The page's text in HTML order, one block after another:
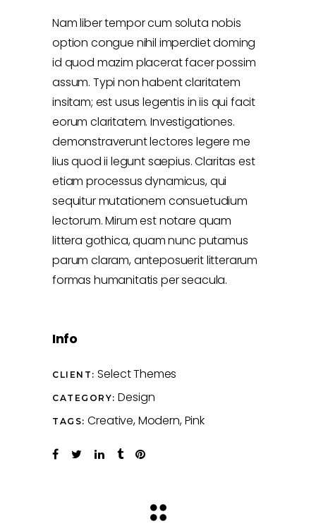
Nam liber tempor cum soluta nobis
option congue nihil imperdiet doming
id quod mazim placerat facer possim
assum. Typi non habent claritatem
insitam; est usus legentis in iis qui facit
eorum claritatem. Investigationes.
demonstraverunt lectores legere me
lius quod ii legunt saepius. Claritas est
etiam processus dynamicus, qui
sequitur mutationem consuetudium
lectorum. Mirum est notare quam
littera gothica, quam nunc putamus
parum claram, anteposuerit litterarum
formas humanitatis per seacula.
Info
CLIENT: Select Themes
CATEGORY: Design
TAGS: Creative Modern Pink